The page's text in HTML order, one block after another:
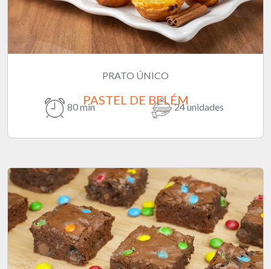
PRATO ÚNICO
PASTEL DE BELÉM
80 min 24 unidades